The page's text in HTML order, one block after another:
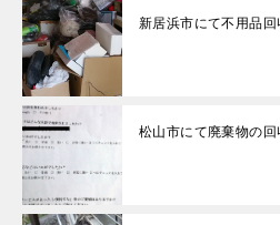
新居浜市にて不用品
松山市にて廃棄物の